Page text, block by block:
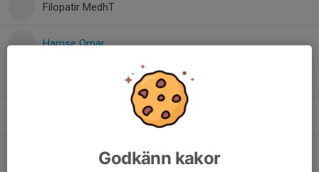
Filopatir MedhT
Hamse Omar
, P13 Blå
Maahir AbdulkadirGodkänn kakor